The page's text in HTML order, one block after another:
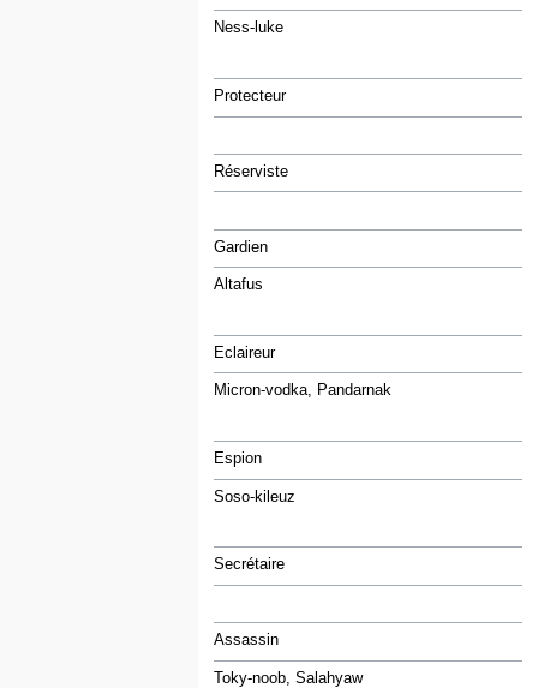
Ness-luke
Protecteur
Réserviste
Gardien
Altafus
Eclaireur
Micron-vodka, Pandarnak
Espion
Soso-kileuz
Secrétaire
Assassin
Toky-noob, Salahyaw